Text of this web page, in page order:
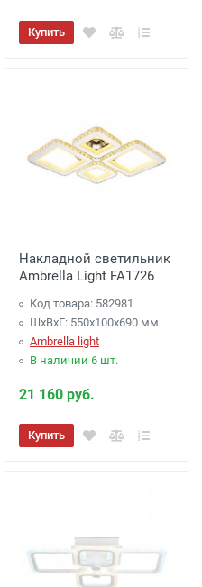
Купить
Накладной светильник
Ambrella Light FA1726
Код товара: 582981
ШхВхГ: 550x100x690 мм
Ambrella light
В наличии 6 шт.
21 160 руб.
Купить